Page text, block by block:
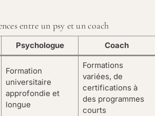
entre un psy et un coach
Psychologue Coach
Formation
universitaire
approfondie et
longue
Formations
variées, de
certifications à
des programmes
courts